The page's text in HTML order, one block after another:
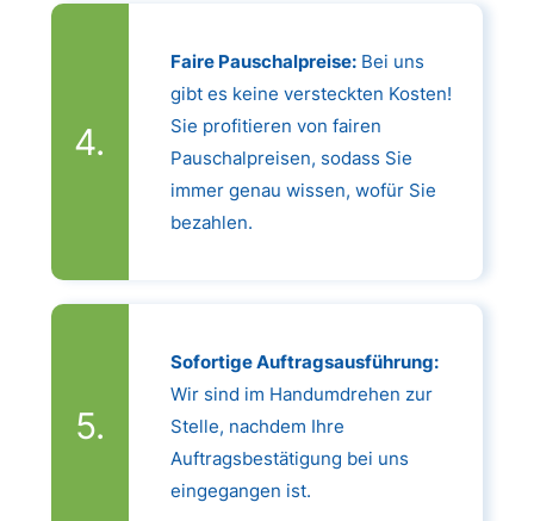
Faire Pauschalpreise:Bei uns
gibt es keine versteckten Kosten!
Sie profitieren von fairen
Pauschalpreisen, sodass Sie
immer genau wissen, wofür Sie
bezahlen.
Sofortige Auftragsausführung:
Wir sind im Handumdrehen zur
Stelle, nachdem Ihre
Auftragsbestätigung bei uns
eingegangen ist.